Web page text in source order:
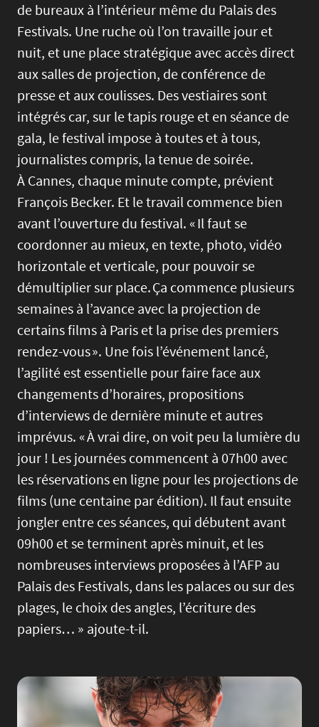
de bureaux à l’intérieur même du Palais des
Festivals. Une ruche où l’on travaille jour et
nuit, et une place stratégique avec accès direct
aux salles de projection, de conférence de
presse et aux coulisses. Des vestiaires sont
intégrés car, sur le tapis rouge et en séance de
gala, le festival impose à toutes et à tous,
journalistes compris, la tenue de soirée.
À Cannes, chaque minute compte, prévient
François Becker. Et le travail commence bien
avant l’ouverture du festival. « Il faut se
coordonner au mieux, en texte, photo, vidéo
horizontale et verticale, pour pouvoir se
démultiplier sur place. Ça commence plusieurs
semaines à l’avance avec la projection de
certains films à Paris et la prise des premiers
rendez-vous ». Une fois l’événement lancé,
l’agilité est essentielle pour faire face aux
changements d’horaires, propositions
d’interviews de dernière minute et autres
imprévus. « À vrai dire, on voit peu la lumière du
jour ! Les journées commencent à 07h00 avec
les réservations en ligne pour les projections de
films (une centaine par édition). Il faut ensuite
jongler entre ces séances, qui débutent avant
09h00 et se terminent après minuit, et les
nombreuses interviews proposées à l’AFP au
Palais des Festivals, dans les palaces ou sur des
plages, le choix des angles, l’écriture des
papiers… » ajoute-t-il.
Image